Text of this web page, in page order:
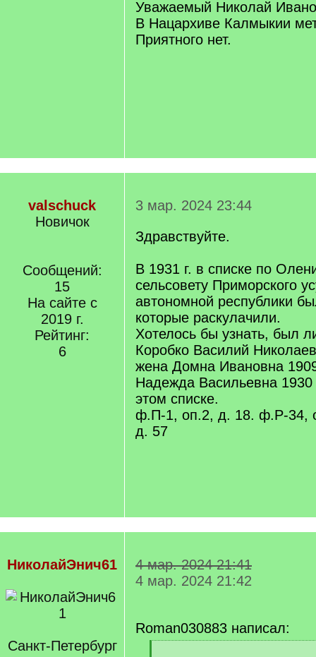
q
]
Уважаемый Николай
В Нацархиве Калмыкии
Приятного нет.
valschuck
Новичок
Сообщений:
15
На сайте с
2019 г.
Рейтинг:
6
3 мар. 2024 23:44
Здравствуйте.
В 1931 г. в списке по
сельсовету Приморского
автономной республики
которые раскулачили.
Хотелось бы узнать, был
Коробко Василий
жена Домна Ивановна
Надежда Васильевна
этом списке.
ф.П-1, оп.2, д. 18. ф.Р-34,
д. 57
НиколайЭнич61
Санкт-Петербург
4 мар. 2024 21:41
4 мар. 2024 21:42
Roman030883 написал: